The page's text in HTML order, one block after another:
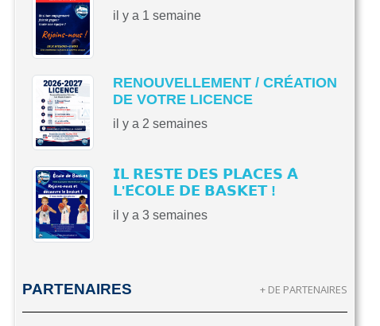
il y a 1 semaine
RENOUVELLEMENT / CRÉATION
DE VOTRE LICENCE
il y a 2 semaines
𝗜𝗟 𝗥𝗘𝗦𝗧𝗘 𝗗𝗘𝗦 𝗣𝗟𝗔𝗖𝗘𝗦 𝗔̀
𝗟'𝗘́𝗖𝗢𝗟𝗘 𝗗𝗘 𝗕𝗔𝗦𝗞𝗘𝗧 !
il y a 3 semaines
PARTENAIRES + DE PARTENAIRES